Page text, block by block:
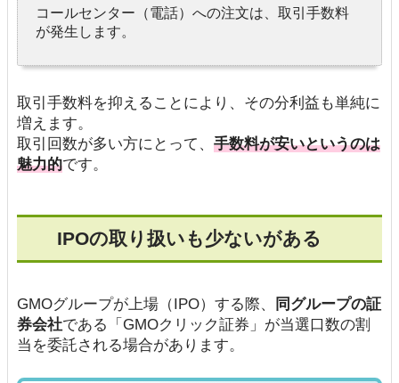
コールセンター（電話）への注文は、取引手数料
が発生します。
取引手数料を抑えることにより、その分利益も単純に
増えます。
取引回数が多い方にとって、 手数料が安いというのは
魅力的です。
IPOの取り扱いも少ないがある
GMOグループが上場（IPO）する際、
同グループの証
券会社である「GMOクリック証券」が当選口数の割
当を委託される場合があります。